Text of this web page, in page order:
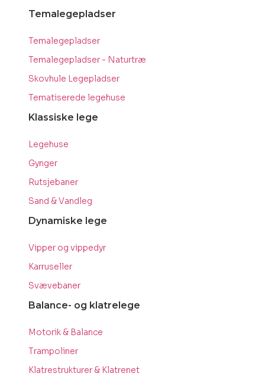
Temalegepladser
Temalegepladser
Temalegepladser - Naturtræ
Skovhule Legepladser
Tematiserede legehuse
Klassiske lege
Legehuse
Gynger
Rutsjebaner
Sand & Vandleg
Dynamiske lege
Vipper og vippedyr
Karruseller
Svævebaner
Balance- og klatrelege
Motorik & Balance
Trampoliner
Klatrestrukturer & Klatrenet